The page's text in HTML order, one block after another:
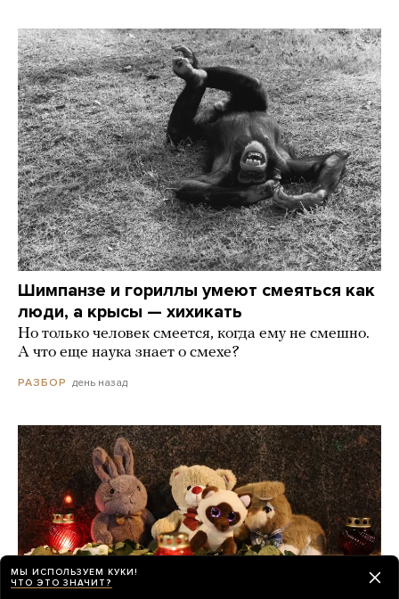
Шимпанзе и гориллы умеют смеяться как
люди, а крысы — хихикать
Но только человек смеется, когда ему не смешно.
А что еще наука знает о смехе?
РАЗБОР день назад
МЫ ИСПОЛЬЗУЕМ КУКИ!
ЧТО ЭТО ЗНАЧИТ?